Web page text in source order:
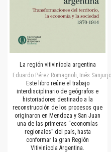
La región vitivinícola argentina
Eduardo Pérez Romagnoli, Inés
Este libro reúne el trabajo
interdisciplinario de geógrafos e
historiadores destinado a la
reconstrucción de los procesos que
originaron en Mendoza y San Juan
una de las primeras “economías
regionales” del país, hasta
conformar la gran Región
Vitivinícola Argentina.